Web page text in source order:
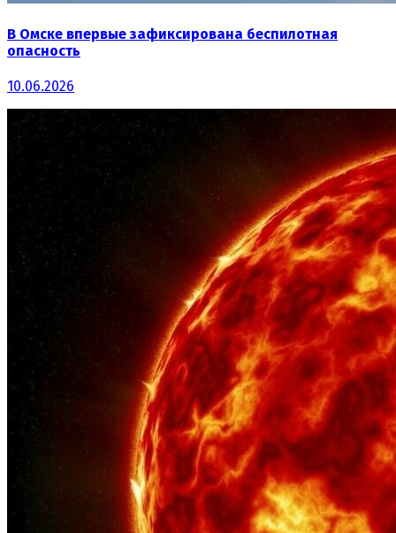
В Омске впервые зафиксирована беспилотная
опасность
10.06.2026